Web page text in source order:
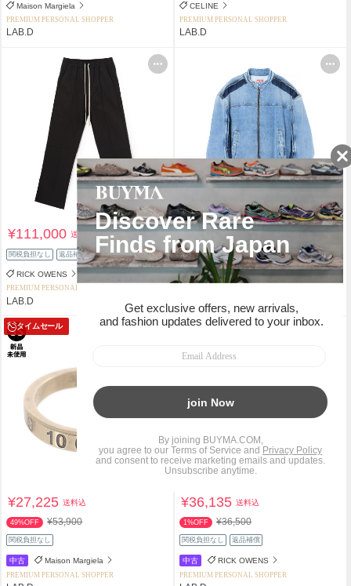
Maison Margiela
PREMIUM PERSONAL SHOPPER
LAB.D
CELINE
PREMIUM PERSONAL SHOPPER
LAB.D
¥111,000送料込
関税負担なし 返品補償
RICK OWENS
PREMIUM PERSONAL SHOPPER
LAB.D
¥49,900 送料込
関税負担なし 返品補償
DIESEL
タイムセール
¥27,225送料込
49%OFF ¥53,900
関税負担なし
中古 Maison Margiela
PREMIUM PERSONAL SHOPPER
タイムセール
¥36,135送料込
1%OFF ¥36,500
関税負担なし 返品補償
中古 RICK OWENS
PREMIUM PERSONAL SHOPPER